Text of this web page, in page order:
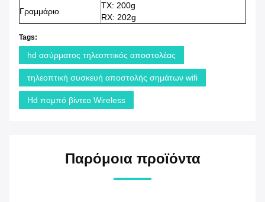
Γραμμάριο
TX: 200g
RX: 202g
Tags:
hd ασύρματος τηλεοπτικός αποστολέας
τηλεοπτική συσκευή αποστολής σημάτων wifi
Hd πομπό βίντεο Wireless
Παρόμοια προϊόντα